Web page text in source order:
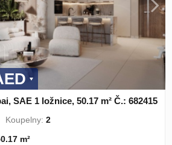
SAE 1 ložnice, 50.17 m² Č.: 682415
Koupelny:2
m²